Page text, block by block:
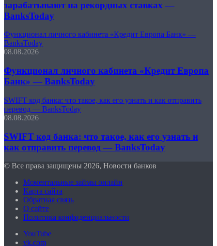
зарабатывают на рекордных ставках —
BanksToday
Функционал личного кабинета «Кредит Европа Банк» —
BanksToday
08.08.2026
Функционал личного кабинета «Кредит Европа
Банк» — BanksToday
SWIFT код банка: что такое, как его узнать и как отправить
перевод — BanksToday
08.08.2026
SWIFT код банка: что такое, как его узнать и
как отправить перевод — BanksToday
© Все права защищены 2026, Новости банков
Моментальные займы онлайн
Карта сайта
Обратная связь
О сайте
Политика конфиденциальности
YouTube
vk.com